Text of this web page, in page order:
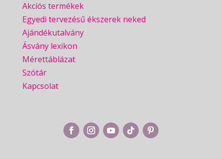
Akciós termékek
Egyedi tervezésű ékszerek neked
Ajándékutalvány
Ásvány lexikon
Mérettáblázat
Szótár
Kapcsolat